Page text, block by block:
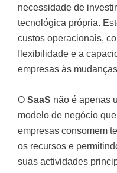
necessidade de
tecnológica própria.
custos operacionais,
flexibilidade e a
empresas às
O SaaS não é apenas
modelo de negócio
empresas consomem
os recursos e
suas actividades